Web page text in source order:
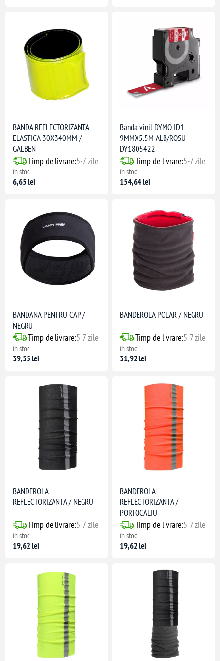
(punte)
BANDA REFLECTORIZANTA
ELASTICA 30X340MM /
GALBEN
Timp de livrare:5-7 zile
în stoc
6,65 lei
Banda vinil DYMO ID1
9MMX5.5M ALB/ROSU
DY1805422
Timp de livrare:5-7 zile
în stoc
154,64 lei
BANDANA PENTRU CAP /
NEGRU
Timp de livrare:5-7 zile
în stoc
39,55 lei
BANDEROLA POLAR / NEGRU
Timp de livrare:5-7 zile
în stoc
31,92 lei
BANDEROLA
REFLECTORIZANTA / NEGRU
Timp de livrare:5-7 zile
în stoc
19,62 lei
BANDEROLA
REFLECTORIZANTA /
PORTOCALIU
Timp de livrare:5-7 zile
în stoc
19,62 lei